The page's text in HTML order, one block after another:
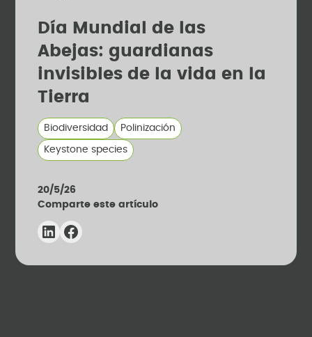
Día Mundial de las
Abejas: guardianas
invisibles de la vida en la
Tierra
Biodiversidad Polinización
Keystone species
20/5/26
Comparte este artículo